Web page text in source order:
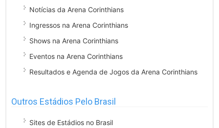
Notícias da Arena Corinthians
Ingressos na Arena Corinthians
Shows na Arena Corinthians
Eventos na Arena Corinthians
Resultados e Agenda de Jogos da Arena Corinthians
Outros Estádios Pelo Brasil
Sites de Estádios no Brasil